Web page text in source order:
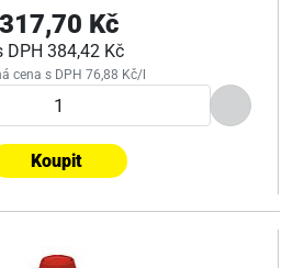
317,70 Kč
DPH 384,42 Kč
cena s DPH 76,88 Kč/l
Koupit